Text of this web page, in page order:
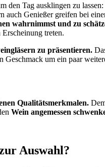
den Tag ausklingen zu
auch Genießer greifen bei
wahrnimmst und zu
treten.
zu präsentieren.
Geschmack um ein paar
Qualitätsmerkmalen.
Wein angemessen
Auswahl?